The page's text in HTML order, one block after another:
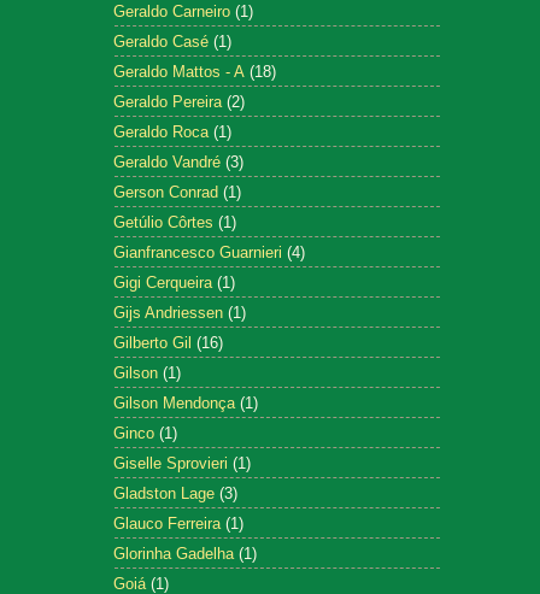
Geraldo Carneiro (1)
Geraldo Casé (1)
Geraldo Mattos - A (18)
Geraldo Pereira (2)
Geraldo Roca (1)
Geraldo Vandré (3)
Gerson Conrad (1)
Getúlio Côrtes (1)
Gianfrancesco Guarnieri (4)
Gigi Cerqueira (1)
Gijs Andriessen (1)
Gilberto Gil (16)
Gilson (1)
Gilson Mendonça (1)
Ginco (1)
Giselle Sprovieri (1)
Gladston Lage (3)
Glauco Ferreira (1)
Glorinha Gadelha (1)
Goiá (1)